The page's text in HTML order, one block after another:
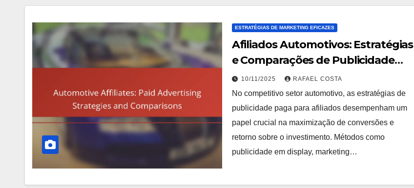
ESTRATÉGIAS DE MARKETING EFICAZES
Afiliados Automotivos: Estratégias
e Comparações de Publicidade
Paga
10/11/2025 RAFAEL COSTA
No competitivo setor automotivo, as estratégias de
publicidade paga para afiliados desempenham um
papel crucial na maximização de conversões e
retorno sobre o investimento. Métodos como
publicidade em display, marketing…